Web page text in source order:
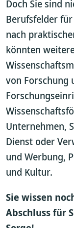
Doch Sie sind
Berufsfelder
nach
könnten
von Forschung
Unternehmen,
Dienst oder
und Werbung,
und Kultur.
Sie wissen
Abschluss für